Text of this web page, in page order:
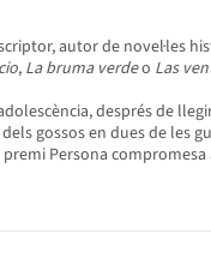
autor de novel·les
, La bruma verdeo Las
després de
gossos en dues de les
Persona